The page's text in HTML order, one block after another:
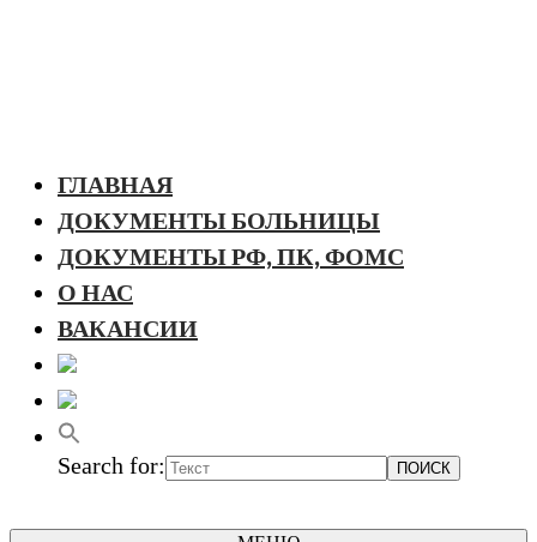
ГЛАВНАЯ
ДОКУМЕНТЫ БОЛЬНИЦЫ
ДОКУМЕНТЫ РФ, ПК, ФОМС
О НАС
ВАКАНСИИ
Search for: